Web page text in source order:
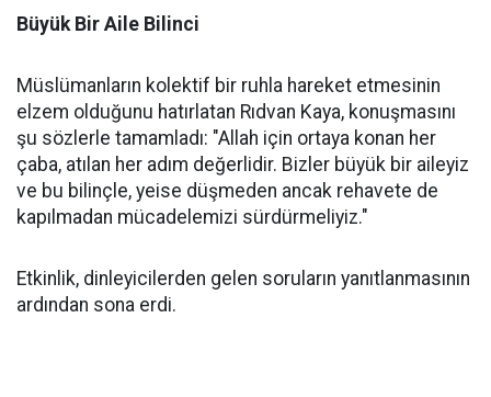
Büyük Bir Aile Bilinci
Müslümanların kolektif bir ruhla hareket etmesinin
elzem olduğunu hatırlatan Rıdvan Kaya, konuşmasını
şu sözlerle tamamladı: "Allah için ortaya konan her
çaba, atılan her adım değerlidir. Bizler büyük bir aileyiz
ve bu bilinçle, yeise düşmeden ancak rehavete de
kapılmadan mücadelemizi sürdürmeliyiz."
Etkinlik, dinleyicilerden gelen soruların yanıtlanmasının
ardından sona erdi.